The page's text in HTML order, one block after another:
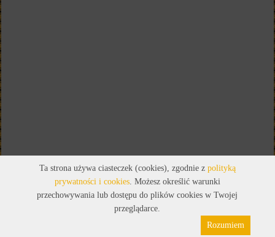
Pliki cookies
Ta strona używa ciasteczek (cookies), zgodnie z polityką
prywatności i cookies. Możesz określić warunki
przechowywania lub dostępu do plików cookies w Twojej
przeglądarce.
Rozumiem